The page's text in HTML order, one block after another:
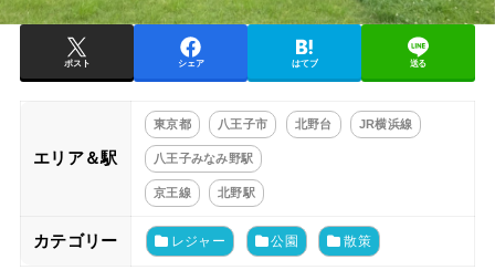
ポスト シェア はてブ 送る
エリア＆駅
東京都 八王子市 北野台 JR横浜線
八王子みなみ野駅
京王線 北野駅
カテゴリー レジャー 公園 散策